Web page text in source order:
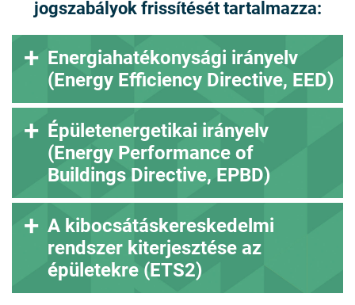
jogszabályok frissítését tartalmazza:
Energiahatékonysági irányelv
(Energy Efficiency Directive, EED)
Épületenergetikai irányelv
(Energy Performance of
Buildings Directive, EPBD)
A kibocsátáskereskedelmi
rendszer kiterjesztése az
épületekre (ETS2)